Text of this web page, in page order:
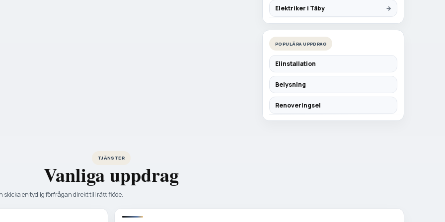
Elektriker i Täby
POPULÄRA UPPDRAG
Elinstallation
Belysning
Renoveringsel
TJÄNSTER
Vanliga uppdrag
skicka en tydlig förfrågan direkt till rätt flöde.